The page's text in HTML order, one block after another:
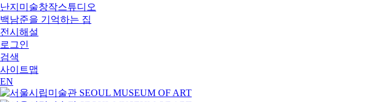
난지미술창작스튜디오
백남준을 기억하는 집
전시해설
로그인
검색
사이트맵
EN